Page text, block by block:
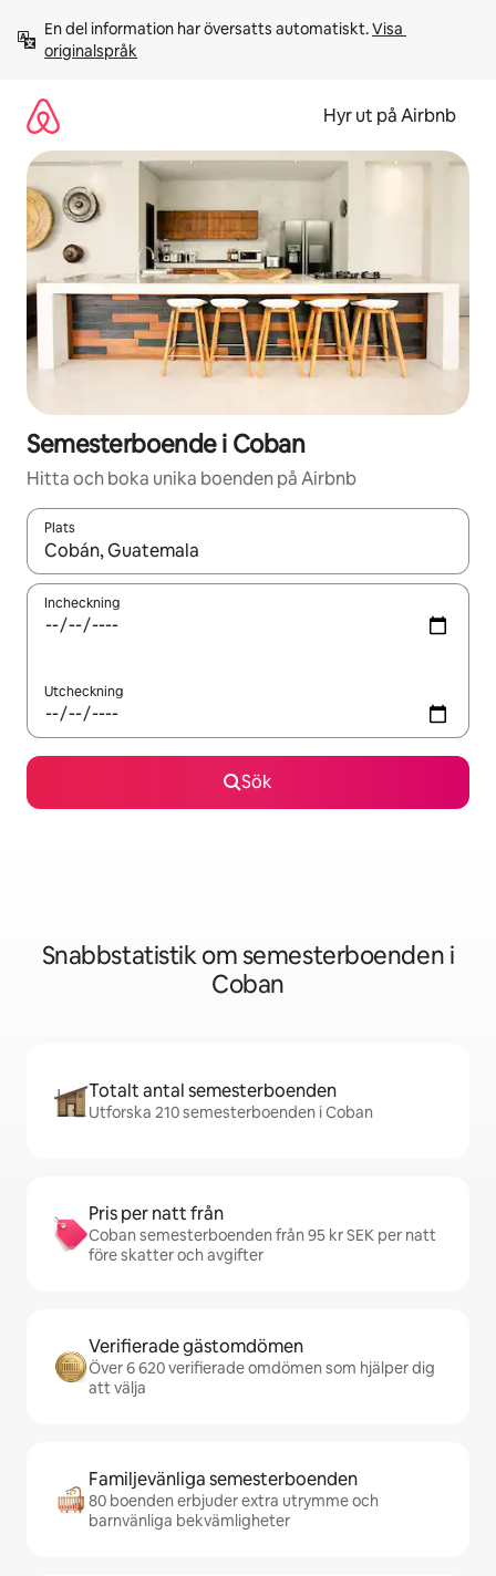
innehåll
En del information har översatts automatiskt. Visa
originalspråk
Hyr ut på Airbnb
Semesterboende i Coban
Hitta och boka unika boenden på Airbnb
Plats
När resultaten är tillgängliga kan du navigera med upp- och
Incheckning
Utcheckning
Sök
Snabbstatistik om semesterboenden i
Coban
Totalt antal semesterboenden
Utforska 210 semesterboenden i Coban
Pris per natt från
Coban semesterboenden från 95 kr SEK per natt
före skatter och avgifter
Verifierade gästomdömen
Över 6 620 verifierade omdömen som hjälper dig
att välja
Familjevänliga semesterboenden
80 boenden erbjuder extra utrymme och
barnvänliga bekvämligheter